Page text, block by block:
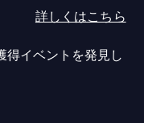
詳しくはこちら
得イベントを発見し